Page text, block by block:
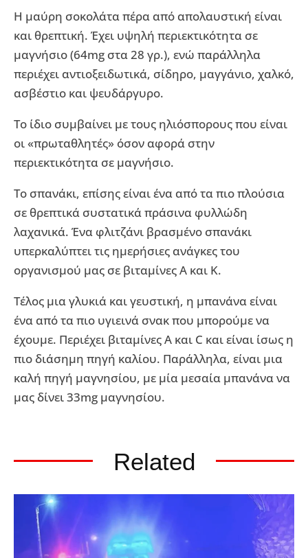
Η μαύρη σοκολάτα πέρα από απολαυστική είναι
και θρεπτική. Έχει υψηλή περιεκτικότητα σε
μαγνήσιο (64mg στα 28 γρ.), ενώ παράλληλα
περιέχει αντιοξειδωτικά, σίδηρο, μαγγάνιο, χαλκό,
ασβέστιο και ψευδάργυρο.
Το ίδιο συμβαίνει με τους ηλιόσπορους που είναι
οι «πρωταθλητές» όσον αφορά στην
περιεκτικότητα σε μαγνήσιο.
Το σπανάκι, επίσης είναι ένα από τα πιο πλούσια
σε θρεπτικά συστατικά πράσινα φυλλώδη
λαχανικά. Ένα φλιτζάνι βρασμένο σπανάκι
υπερκαλύπτει τις ημερήσιες ανάγκες του
οργανισμού μας σε βιταμίνες Α και Κ.
Τέλος μια γλυκιά και γευστική, η μπανάνα είναι
ένα από τα πιο υγιεινά σνακ που μπορούμε να
έχουμε. Περιέχει βιταμίνες Α και C και είναι ίσως η
πιο διάσημη πηγή καλίου. Παράλληλα, είναι μια
καλή πηγή μαγνησίου, με μία μεσαία μπανάνα να
μας δίνει 33mg μαγνησίου.
Related